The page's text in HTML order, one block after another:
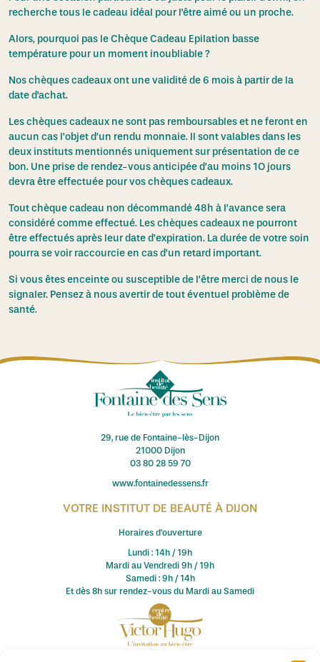
recherche tous le cadeau idéal pour l'être aimé ou un proche.
Alors, pourquoi pas le Chèque Cadeau Epilation basse
température pour un moment inoubliable ?
Nos chèques cadeaux ont une validité de 6 mois à partir de la
date d'achat.
Les chèques cadeaux ne sont pas remboursables et ne feront en
aucun cas l’objet d’un rendu monnaie. Il sont valables dans les
deux instituts mentionnés uniquement sur présentation de ce
bon. Une prise de rendez-vous anticipée d’au moins 1O jours
devra être effectuée pour vos chèques cadeaux.
Tout chèque cadeau non décommandé 48h à l’avance sera
considéré comme effectué. Les chèques cadeaux ne pourront
être effectués après leur date d’expiration. La durée de votre soin
pourra se voir raccourcie en cas d’un retard important.
Si vous êtes enceinte ou susceptible de l’être merci de nous le
signaler. Pensez à nous avertir de tout éventuel problème de
santé.
29, rue de Fontaine-lès-Dijon
21000 Dijon
03 80 28 59 70
www.fontainedessens.fr
VOTRE INSTITUT DE BEAUTÉ À DIJON
Horaires d'ouverture
Lundi : 14h / 19h
Mardi au Vendredi 9h / 19h
Samedi : 9h / 14h
Et dès 8h sur rendez-vous du Mardi au Samedi